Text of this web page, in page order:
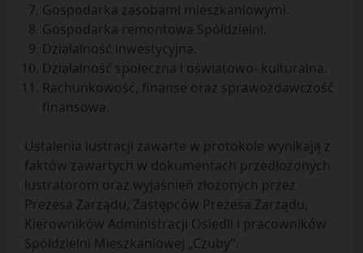
Gospodarka zasobami mieszkaniowymi.
Gospodarka remontowa Spółdzielni.
Działalność inwestycyjna.
Działalność społeczna i oświatowo- kulturalna.
Rachunkowość, finanse oraz sprawozdawczość
finansowa.
Ustalenia lustracji zawarte w protokole wynikają z
faktów zawartych w dokumentach przedłożonych
lustratorom oraz wyjaśnień złożonych przez
Prezesa Zarządu, Zastępców Prezesa Zarządu,
Kierowników Administracji Osiedli i pracowników
Spółdzielni Mieszkaniowej „Czuby”.